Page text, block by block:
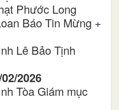
Phước Long
Báo Tin Mừng +
Lê Bảo Tịnh
2026
Tòa Giám mục